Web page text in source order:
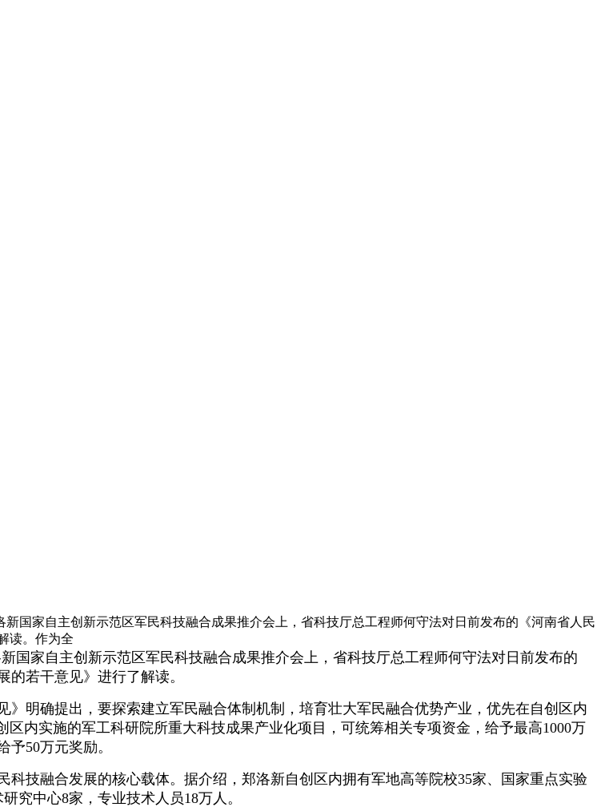
国家自主创新示范区军民科技融合成果推介会上，省科技厅总工程师何守法对日前发布的《河南省人民
读。作为全
国家自主创新示范区军民科技融合成果推介会上，省科技厅总工程师何守法对日前发布的
的若干意见》进行了解读。
明确提出，要探索建立军民融合体制机制，培育壮大军民融合优势产业，优先在自创区内
内实施的军工科研院所重大科技成果产业化项目，可统筹相关专项资金，给予最高1000万
50万元奖励。
技融合发展的核心载体。据介绍，郑洛新自创区内拥有军地高等院校35家、国家重点实验
究中心8家，专业技术人员18万人。